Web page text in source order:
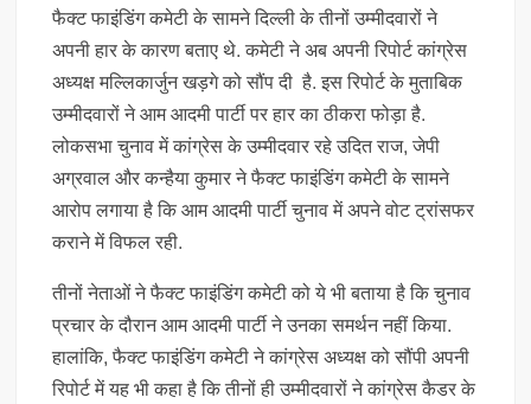
फैक्ट फाइंडिंग कमेटी के सामने दिल्ली के तीनों उम्मीदवारों ने
अपनी हार के कारण बताए थे. कमेटी ने अब अपनी रिपोर्ट कांग्रेस
अध्यक्ष मल्लिकार्जुन खड़गे को सौंप दी है. इस रिपोर्ट के मुताबिक
उम्मीदवारों ने आम आदमी पार्टी पर हार का ठीकरा फोड़ा है.
लोकसभा चुनाव में कांग्रेस के उम्मीदवार रहे उदित राज, जेपी
अग्रवाल और कन्हैया कुमार ने फैक्ट फाइंडिंग कमेटी के सामने
आरोप लगाया है कि आम आदमी पार्टी चुनाव में अपने वोट ट्रांसफर
कराने में विफल रही.
तीनों नेताओं ने फैक्ट फाइंडिंग कमेटी को ये भी बताया है कि चुनाव
प्रचार के दौरान आम आदमी पार्टी ने उनका समर्थन नहीं किया.
हालांकि, फैक्ट फाइंडिंग कमेटी ने कांग्रेस अध्यक्ष को सौंपी अपनी
रिपोर्ट में यह भी कहा है कि तीनों ही उम्मीदवारों ने कांग्रेस कैडर के